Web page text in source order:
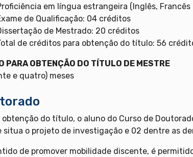
em língua estrangeira (Inglês, Francês
de Qualificação: 04 créditos
de Mestrado: 20 créditos
de créditos para obtenção do título: 56
PARA OBTENÇÃO DO TÍTULO DE MESTRE
e quatro) meses
obtenção do título, o aluno do Curso de
situa o projeto de investigação e 02 dentre as
de promover mobilidade discente, é